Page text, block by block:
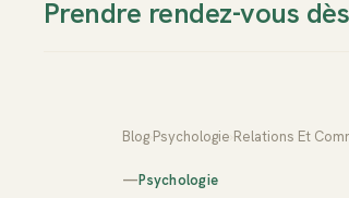
Prendre rendez-vous
Blog Psychologie Relations Et
—Psychologie